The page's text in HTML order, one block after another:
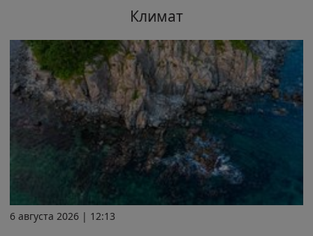
Климат
6 августа 2026 | 12:13